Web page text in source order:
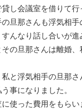
し会議室を借りて行
旦那さんも浮気相手
んなり話し合いが進
の旦那さんは離婚、
と浮気相手の旦那
事になりました。
使った費用をもらい